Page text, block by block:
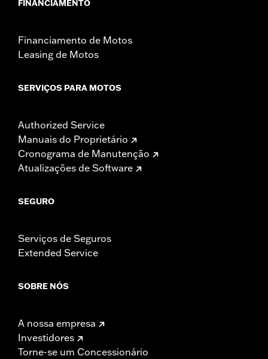
FINANCIAMENTO
Financiamento de Motos
Leasing de Motos
SERVIÇOS PARA MOTOS
Authorized Service
Manuais do Proprietário
Cronograma de Manutenção
Atualizações de Software
SEGURO
Serviços de Seguros
Extended Service
SOBRE NÓS
A nossa empresa
Investidores
Torne-se um Concessionário